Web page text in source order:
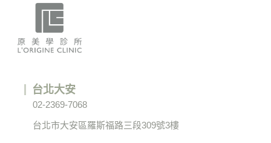
台北大安
02-2369-7068
台北市大安區羅斯福路三段309號3樓